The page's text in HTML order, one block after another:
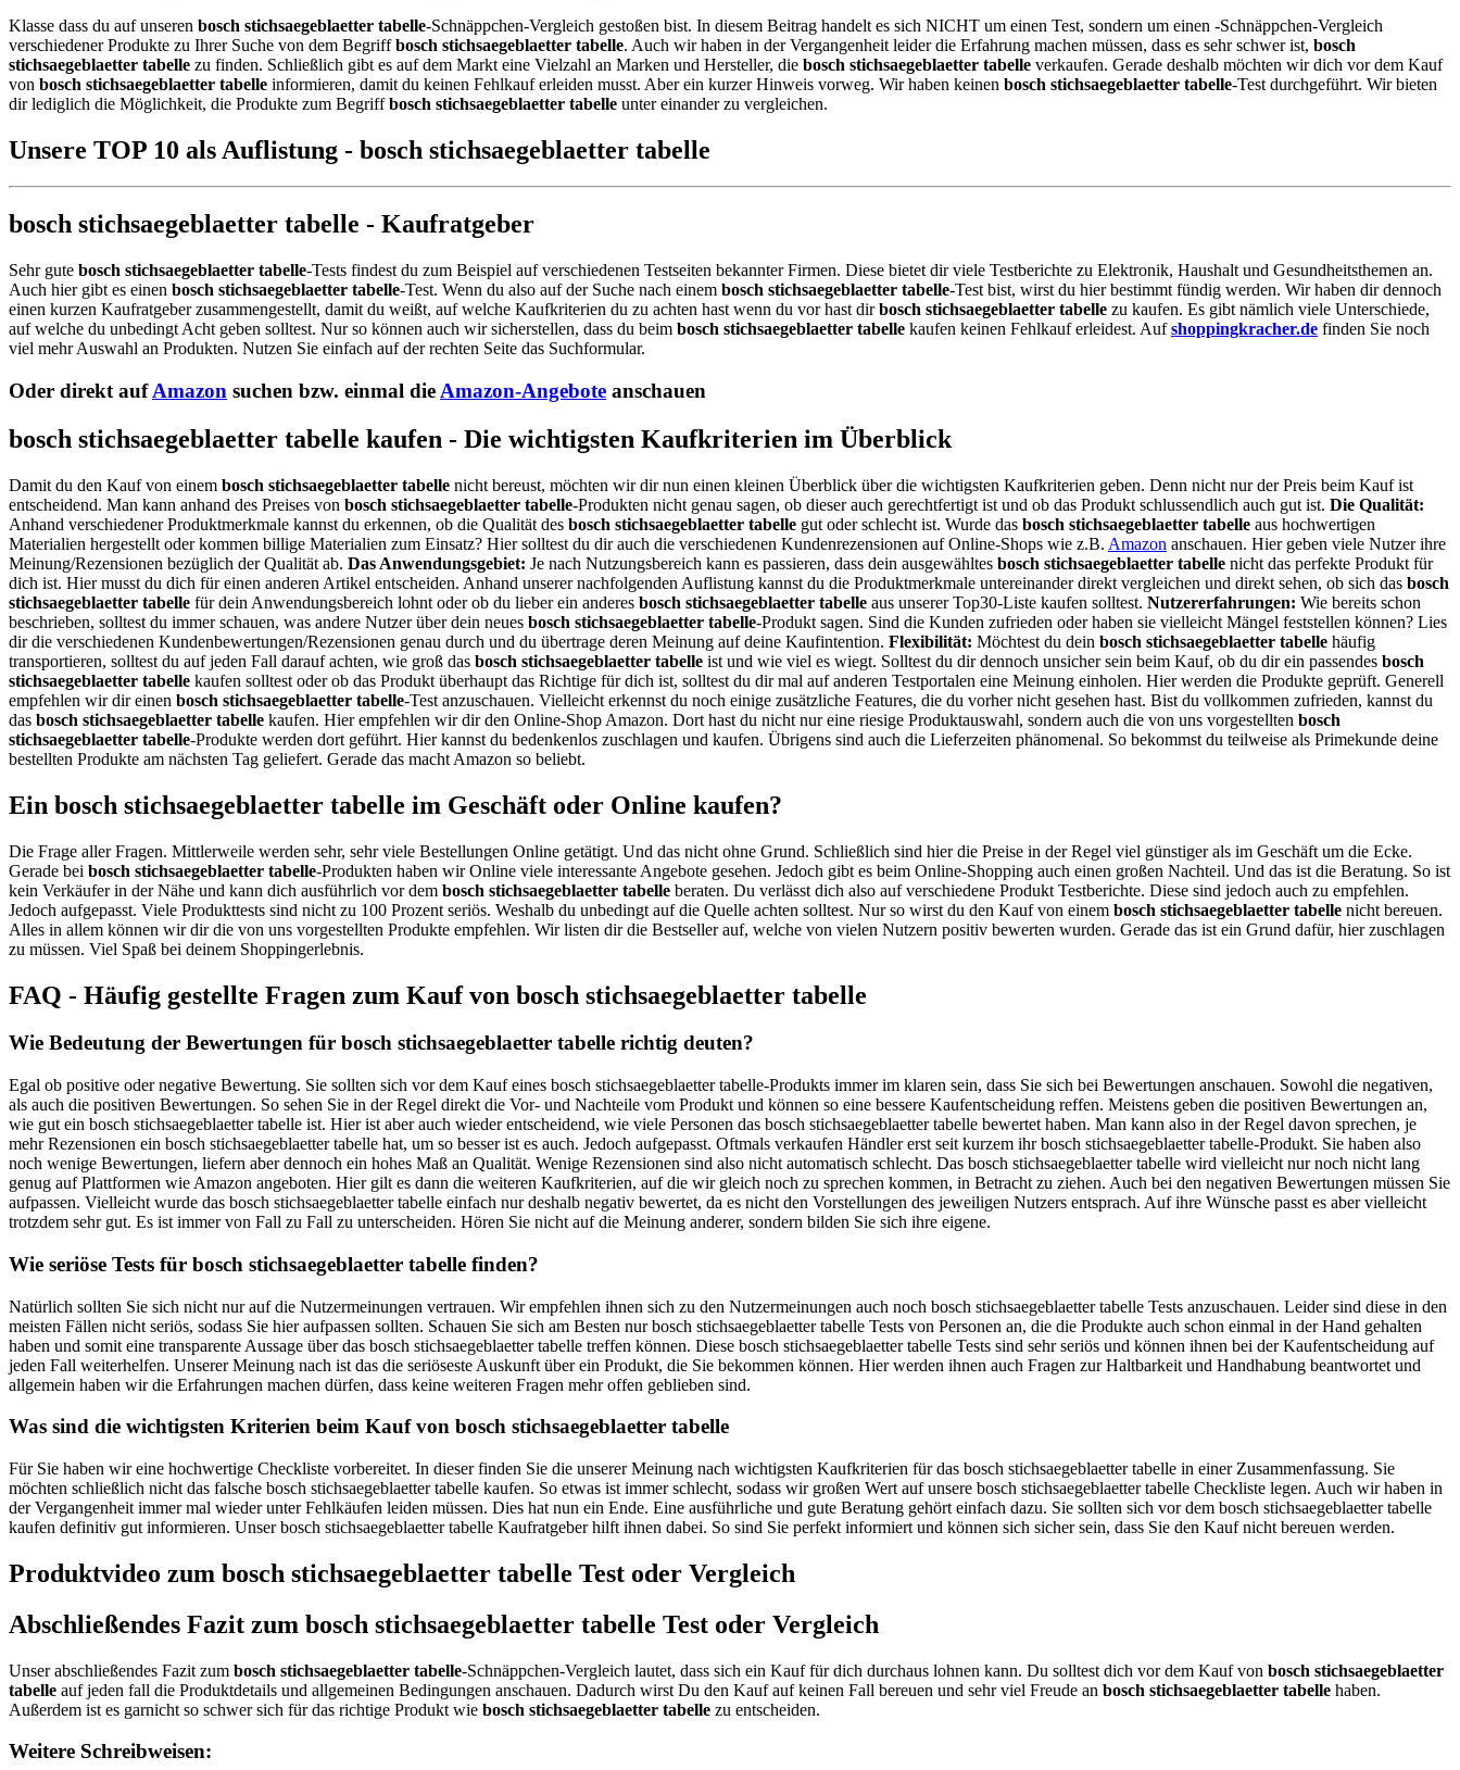
Klasse dass du auf unseren bosch stichsaegeblaetter tabelle-Schnäppchen-Vergleich gestoßen bist. In diesem Beitrag handelt es sich NICHT um einen Test, sondern um einen -Schnäppchen-Vergleich
verschiedener Produkte zu Ihrer Suche von dem Begriffbosch stichsaegeblaetter tabelle. Auch wir haben in der Vergangenheit leider die Erfahrung machen müssen, dass es sehr schwer ist, bosch
stichsaegeblaetter tabelle zu finden. Schließlich gibt es auf dem Markt eine Vielzahl an Marken und Hersteller, die bosch stichsaegeblaetter tabelle verkaufen. Gerade deshalb möchten wir dich vor dem Kauf
von bosch stichsaegeblaetter tabelle informieren, damit du keinen Fehlkauf erleiden musst. Aber ein kurzer Hinweis vorweg. Wir haben keinen bosch stichsaegeblaetter tabelle-Test durchgeführt. Wir bieten
dir lediglich die Möglichkeit, die Produkte zum Begriffbosch stichsaegeblaetter tabelle unter einander zu vergleichen.
Unsere TOP 10 als Auflistung - bosch stichsaegeblaetter tabelle
bosch stichsaegeblaetter tabelle - Kaufratgeber
Sehr gute bosch stichsaegeblaetter tabelle-Tests findest du zum Beispiel auf verschiedenen Testseiten bekannter Firmen. Diese bietet dir viele Testberichte zu Elektronik, Haushalt und Gesundheitsthemen an.
Auch hier gibt es einen bosch stichsaegeblaetter tabelle-Test. Wenn du also auf der Suche nach einem bosch stichsaegeblaetter tabelle-Test bist, wirst du hier bestimmt fündig werden. Wir haben dir dennoch
einen kurzen Kaufratgeber zusammengestellt, damit du weißt, auf welche Kaufkriterien du zu achten hast wenn du vor hast dirbosch stichsaegeblaetter tabelle zu kaufen. Es gibt nämlich viele Unterschiede,
auf welche du unbedingt Acht geben solltest. Nur so können auch wir sicherstellen, dass du beim bosch stichsaegeblaetter tabelle kaufen keinen Fehlkauf erleidest. Aufshoppingkracher.de finden Sie noch
viel mehr Auswahl an Produkten. Nutzen Sie einfach auf der rechten Seite das Suchformular.
Oder direkt aufAmazon suchen bzw. einmal die Amazon-Angebote anschauen
bosch stichsaegeblaetter tabelle kaufen - Die wichtigsten Kaufkriterien im Überblick
Damit du den Kauf von einem bosch stichsaegeblaetter tabelle nicht bereust, möchten wir dir nun einen kleinen Überblick über die wichtigsten Kaufkriterien geben. Denn nicht nur der Preis beim Kauf ist
entscheidend. Man kann anhand des Preises von bosch stichsaegeblaetter tabelle-Produkten nicht genau sagen, ob dieser auch gerechtfertigt ist und ob das Produkt schlussendlich auch gut ist. Die Qualität:
Anhand verschiedener Produktmerkmale kannst du erkennen, ob die Qualität des bosch stichsaegeblaetter tabelle gut oder schlecht ist. Wurde das bosch stichsaegeblaetter tabelle aus hochwertigen
Materialien hergestellt oder kommen billige Materialien zum Einsatz? Hier solltest du dir auch die verschiedenen Kundenrezensionen auf Online-Shops wie z.B. Amazon anschauen. Hier geben viele Nutzer ihre
Meinung/Rezensionen bezüglich der Qualität ab. Das Anwendungsgebiet: Je nach Nutzungsbereich kann es passieren, dass dein ausgewähltes bosch stichsaegeblaetter tabelle nicht das perfekte Produkt für
dich ist. Hier musst du dich für einen anderen Artikel entscheiden. Anhand unserer nachfolgenden Auflistung kannst du die Produktmerkmale untereinander direkt vergleichen und direkt sehen, ob sich das bosch
stichsaegeblaetter tabelle für dein Anwendungsbereich lohnt oder ob du lieber ein anderes bosch stichsaegeblaetter tabelle aus unserer Top30-Liste kaufen solltest. Nutzererfahrungen: Wie bereits schon
beschrieben, solltest du immer schauen, was andere Nutzer über dein neues bosch stichsaegeblaetter tabelle-Produkt sagen. Sind die Kunden zufrieden oder haben sie vielleicht Mängel feststellen können? Lies
dir die verschiedenen Kundenbewertungen/Rezensionen genau durch und du übertrage deren Meinung auf deine Kaufintention. Flexibilität: Möchtest du dein bosch stichsaegeblaetter tabelle häufig
transportieren, solltest du auf jeden Fall darauf achten, wie groß das bosch stichsaegeblaetter tabelle ist und wie viel es wiegt. Solltest du dir dennoch unsicher sein beim Kauf, ob du dir ein passendes bosch
stichsaegeblaetter tabelle kaufen solltest oder ob das Produkt überhaupt das Richtige für dich ist, solltest du dir mal auf anderen Testportalen eine Meinung einholen. Hier werden die Produkte geprüft. Generell
empfehlen wir dir einen bosch stichsaegeblaetter tabelle-Test anzuschauen. Vielleicht erkennst du noch einige zusätzliche Features, die du vorher nicht gesehen hast. Bist du vollkommen zufrieden, kannst du
das bosch stichsaegeblaetter tabelle kaufen. Hier empfehlen wir dir den Online-Shop Amazon. Dort hast du nicht nur eine riesige Produktauswahl, sondern auch die von uns vorgestellten bosch
stichsaegeblaetter tabelle-Produkte werden dort geführt. Hier kannst du bedenkenlos zuschlagen und kaufen. Übrigens sind auch die Lieferzeiten phänomenal. So bekommst du teilweise als Primekunde deine
bestellten Produkte am nächsten Tag geliefert. Gerade das macht Amazon so beliebt.
Ein bosch stichsaegeblaetter tabelle im Geschäft oder Online kaufen?
Die Frage aller Fragen. Mittlerweile werden sehr, sehr viele Bestellungen Online getätigt. Und das nicht ohne Grund. Schließlich sind hier die Preise in der Regel viel günstiger als im Geschäft um die Ecke.
Gerade bei bosch stichsaegeblaetter tabelle-Produkten haben wir Online viele interessante Angebote gesehen. Jedoch gibt es beim Online-Shopping auch einen großen Nachteil. Und das ist die Beratung. So ist
kein Verkäufer in der Nähe und kann dich ausführlich vor dem bosch stichsaegeblaetter tabelle beraten. Du verlässt dich also auf verschiedene Produkt Testberichte. Diese sind jedoch auch zu empfehlen.
Jedoch aufgepasst. Viele Produkttests sind nicht zu 100 Prozent seriös. Weshalb du unbedingt auf die Quelle achten solltest. Nur so wirst du den Kauf von einem bosch stichsaegeblaetter tabelle nicht bereuen.
Alles in allem können wir dir die von uns vorgestellten Produkte empfehlen. Wir listen dir die Bestseller auf, welche von vielen Nutzern positiv bewerten wurden. Gerade das ist ein Grund dafür, hier zuschlagen
zu müssen. Viel Spaß bei deinem Shoppingerlebnis.
FAQ - Häufig gestellte Fragen zum Kauf von bosch stichsaegeblaetter tabelle
Wie Bedeutung der Bewertungen für bosch stichsaegeblaetter tabelle richtig deuten?
Egal ob positive oder negative Bewertung. Sie sollten sich vor dem Kauf eines bosch stichsaegeblaetter tabelle-Produkts immer im klaren sein, dass Sie sich bei Bewertungen anschauen. Sowohl die negativen,
als auch die positiven Bewertungen. So sehen Sie in der Regel direkt die Vor- und Nachteile vom Produkt und können so eine bessere Kaufentscheidung reffen. Meistens geben die positiven Bewertungen an,
wie gut ein bosch stichsaegeblaetter tabelle ist. Hier ist aber auch wieder entscheidend, wie viele Personen das bosch stichsaegeblaetter tabelle bewertet haben. Man kann also in der Regel davon sprechen, je
mehr Rezensionen ein bosch stichsaegeblaetter tabelle hat, um so besser ist es auch. Jedoch aufgepasst. Oftmals verkaufen Händler erst seit kurzem ihr bosch stichsaegeblaetter tabelle-Produkt. Sie haben also
noch wenige Bewertungen, liefern aber dennoch ein hohes Maß an Qualität. Wenige Rezensionen sind also nicht automatisch schlecht. Das bosch stichsaegeblaetter tabelle wird vielleicht nur noch nicht lang
genug auf Plattformen wie Amazon angeboten. Hier gilt es dann die weiteren Kaufkriterien, auf die wir gleich noch zu sprechen kommen, in Betracht zu ziehen. Auch bei den negativen Bewertungen müssen Sie
aufpassen. Vielleicht wurde das bosch stichsaegeblaetter tabelle einfach nur deshalb negativ bewertet, da es nicht den Vorstellungen des jeweiligen Nutzers entsprach. Auf ihre Wünsche passt es aber vielleicht
trotzdem sehr gut. Es ist immer von Fall zu Fall zu unterscheiden. Hören Sie nicht auf die Meinung anderer, sondern bilden Sie sich ihre eigene.
Wie seriöse Tests für bosch stichsaegeblaetter tabelle finden?
Natürlich sollten Sie sich nicht nur auf die Nutzermeinungen vertrauen. Wir empfehlen ihnen sich zu den Nutzermeinungen auch noch bosch stichsaegeblaetter tabelle Tests anzuschauen. Leider sind diese in den
meisten Fällen nicht seriös, sodass Sie hier aufpassen sollten. Schauen Sie sich am Besten nur bosch stichsaegeblaetter tabelle Tests von Personen an, die die Produkte auch schon einmal in der Hand gehalten
haben und somit eine transparente Aussage über das bosch stichsaegeblaetter tabelle treffen können. Diese bosch stichsaegeblaetter tabelle Tests sind sehr seriös und können ihnen bei der Kaufentscheidung auf
jeden Fall weiterhelfen. Unserer Meinung nach ist das die seriöseste Auskunft über ein Produkt, die Sie bekommen können. Hier werden ihnen auch Fragen zur Haltbarkeit und Handhabung beantwortet und
allgemein haben wir die Erfahrungen machen dürfen, dass keine weiteren Fragen mehr offen geblieben sind.
Was sind die wichtigsten Kriterien beim Kauf von bosch stichsaegeblaetter tabelle
Für Sie haben wir eine hochwertige Checkliste vorbereitet. In dieser finden Sie die unserer Meinung nach wichtigsten Kaufkriterien für das bosch stichsaegeblaetter tabelle in einer Zusammenfassung. Sie
möchten schließlich nicht das falsche bosch stichsaegeblaetter tabelle kaufen. So etwas ist immer schlecht, sodass wir großen Wert auf unsere bosch stichsaegeblaetter tabelle Checkliste legen. Auch wir haben in
der Vergangenheit immer mal wieder unter Fehlkäufen leiden müssen. Dies hat nun ein Ende. Eine ausführliche und gute Beratung gehört einfach dazu. Sie sollten sich vor dem bosch stichsaegeblaetter tabelle
kaufen definitiv gut informieren. Unser bosch stichsaegeblaetter tabelle Kaufratgeber hilft ihnen dabei. So sind Sie perfekt informiert und können sich sicher sein, dass Sie den Kauf nicht bereuen werden.
Produktvideo zum bosch stichsaegeblaetter tabelle Test oder Vergleich
Abschließendes Fazit zum bosch stichsaegeblaetter tabelle Test oder Vergleich
Unser abschließendes Fazit zum bosch stichsaegeblaetter tabelle-Schnäppchen-Vergleich lautet, dass sich ein Kauf für dich durchaus lohnen kann. Du solltest dich vor dem Kauf von bosch stichsaegeblaetter
tabelle auf jeden fall die Produktdetails und allgemeinen Bedingungen anschauen. Dadurch wirst Du den Kauf auf keinen Fall bereuen und sehr viel Freude an bosch stichsaegeblaetter tabelle haben.
Außerdem ist es garnicht so schwer sich für das richtige Produkt wie bosch stichsaegeblaetter tabelle zu entscheiden.
Weitere Schreibweisen: